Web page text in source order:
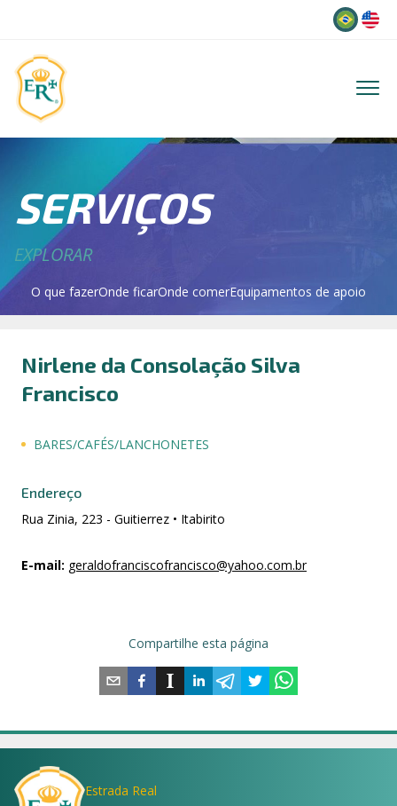
SERVIÇOS
EXPLORAR
O que fazerOnde ficarOnde comerEquipamentos de apoio
Nirlene da Consolação Silva
Francisco
BARES/CAFÉS/LANCHONETES
Endereço
Rua Zinia, 223 - Guitierrez • Itabirito
E-mail: geraldofranciscofrancisco@yahoo.com.br
Compartilhe esta página
Estrada Real